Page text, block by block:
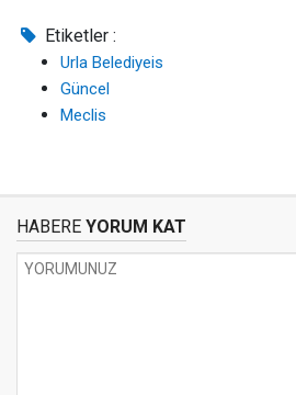
Etiketler :
Urla Belediyeis
Güncel
Meclis
HABERE YORUM KAT